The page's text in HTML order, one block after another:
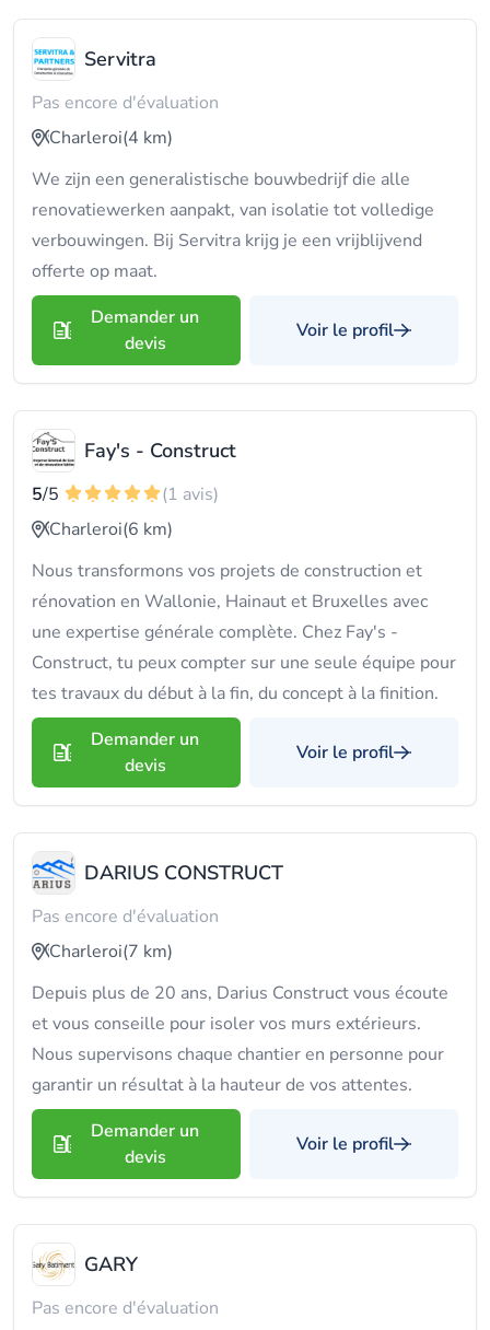
Servitra
Pas encore d'évaluation
Charleroi(4 km)
We zijn een generalistische bouwbedrijf die alle
renovatiewerken aanpakt, van isolatie tot volledige
verbouwingen. Bij Servitra krijg je een vrijblijvend
offerte op maat.
Demander un
devis
Voir le profil
Fay's - Construct
5/5
(1 avis)
Charleroi(6 km)
Nous transformons vos projets de construction et
rénovation en Wallonie, Hainaut et Bruxelles avec
une expertise générale complète. Chez Fay's -
Construct, tu peux compter sur une seule équipe pour
tes travaux du début à la fin, du concept à la finition.
Demander un
devis
Voir le profil
DARIUS CONSTRUCT
Pas encore d'évaluation
Charleroi(7 km)
Depuis plus de 20 ans, Darius Construct vous écoute
et vous conseille pour isoler vos murs extérieurs.
Nous supervisons chaque chantier en personne pour
garantir un résultat à la hauteur de vos attentes.
Demander un
devis
Voir le profil
GARY
Pas encore d'évaluation